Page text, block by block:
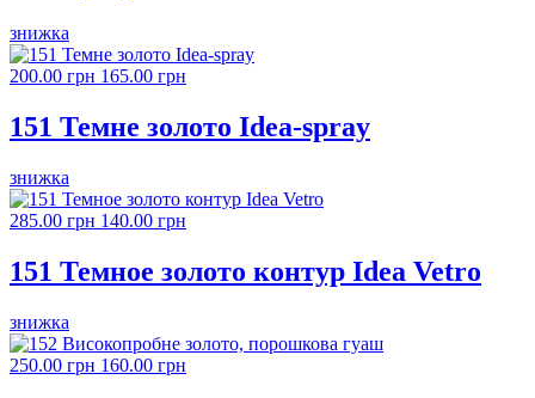
знижка
200.00 грн 165.00 грн
151 Темне золото Idea-spray
знижка
285.00 грн 140.00 грн
151 Темное золото контур Idea Vetro
знижка
250.00 грн 160.00 грн